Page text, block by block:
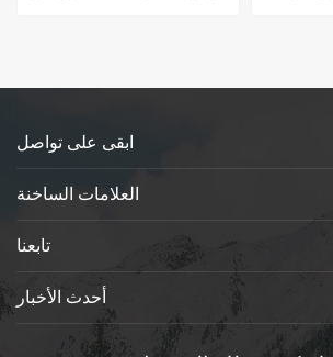
ابقى على تواصل
العلامات الساخنة
تابعنا
أحدث الأخبار